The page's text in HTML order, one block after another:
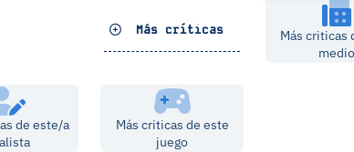
Más críticas
Más criticas
medio
de este/a
Más criticas de este
juego